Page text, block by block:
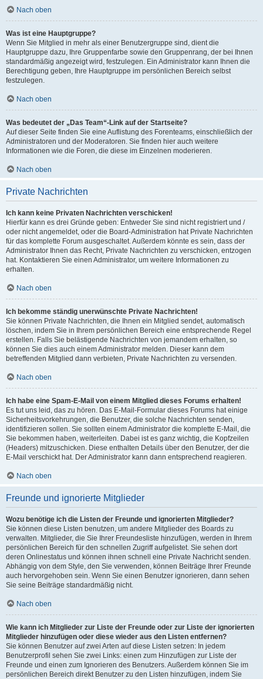
Nach oben
Was ist eine Hauptgruppe?
Wenn Sie Mitglied in mehr als einer Benutzergruppe sind, dient die
Hauptgruppe dazu, Ihre Gruppenfarbe sowie den Gruppenrang, der bei Ihnen
standardmäßig angezeigt wird, festzulegen. Ein Administrator kann Ihnen die
Berechtigung geben, Ihre Hauptgruppe im persönlichen Bereich selbst
festzulegen.
Nach oben
Was bedeutet der „Das Team“-Link auf der Startseite?
Auf dieser Seite finden Sie eine Auflistung des Forenteams, einschließlich der
Administratoren und der Moderatoren. Sie finden hier auch weitere
Informationen wie die Foren, die diese im Einzelnen moderieren.
Nach oben
Private Nachrichten
Ich kann keine Privaten Nachrichten verschicken!
Hierfür kann es drei Gründe geben: Entweder Sie sind nicht registriert und /
oder nicht angemeldet, oder die Board-Administration hat Private Nachrichten
für das komplette Forum ausgeschaltet. Außerdem könnte es sein, dass der
Administrator Ihnen das Recht, Private Nachrichten zu verschicken, entzogen
hat. Kontaktieren Sie einen Administrator, um weitere Informationen zu
erhalten.
Nach oben
Ich bekomme ständig unerwünschte Private Nachrichten!
Sie können Private Nachrichten, die Ihnen ein Mitglied sendet, automatisch
löschen, indem Sie in Ihrem persönlichen Bereich eine entsprechende Regel
erstellen. Falls Sie belästigende Nachrichten von jemandem erhalten, so
können Sie dies auch einem Administrator melden. Dieser kann dem
betreffenden Mitglied dann verbieten, Private Nachrichten zu versenden.
Nach oben
Ich habe eine Spam-E-Mail von einem Mitglied dieses Forums erhalten!
Es tut uns leid, das zu hören. Das E-Mail-Formular dieses Forums hat einige
Sicherheitsvorkehrungen, die Benutzer, die solche Nachrichten senden,
identifizieren sollen. Sie sollten einem Administrator die komplette E-Mail, die
Sie bekommen haben, weiterleiten. Dabei ist es ganz wichtig, die Kopfzeilen
(Headers) mitzuschicken. Diese enthalten Details über den Benutzer, der die
E-Mail verschickt hat. Der Administrator kann dann entsprechend reagieren.
Nach oben
Freunde und ignorierte Mitglieder
Wozu benötige ich die Listen der Freunde und ignorierten Mitglieder?
Sie können diese Listen benutzen, um andere Mitglieder des Boards zu
verwalten. Mitglieder, die Sie Ihrer Freundesliste hinzufügen, werden in Ihrem
persönlichen Bereich für den schnellen Zugriff aufgelistet. Sie sehen dort
deren Onlinestatus und können ihnen schnell eine Private Nachricht senden.
Abhängig von dem Style, den Sie verwenden, können Beiträge Ihrer Freunde
auch hervorgehoben sein. Wenn Sie einen Benutzer ignorieren, dann sehen
Sie seine Beiträge standardmäßig nicht.
Nach oben
Wie kann ich Mitglieder zur Liste der Freunde oder zur Liste der ignorierten
Mitglieder hinzufügen oder diese wieder aus den Listen entfernen?
Sie können Benutzer auf zwei Arten auf diese Listen setzen: In jedem
Benutzerprofil sehen Sie zwei Links: einen zum Hinzufügen zur Liste der
Freunde und einen zum Ignorieren des Benutzers. Außerdem können Sie im
persönlichen Bereich direkt Benutzer zu den Listen hinzufügen, indem Sie